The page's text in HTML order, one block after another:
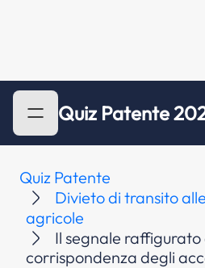
Quiz Patente
Quiz Patente
Divieto di transito
agricole
Il segnale
corrispondenza degli